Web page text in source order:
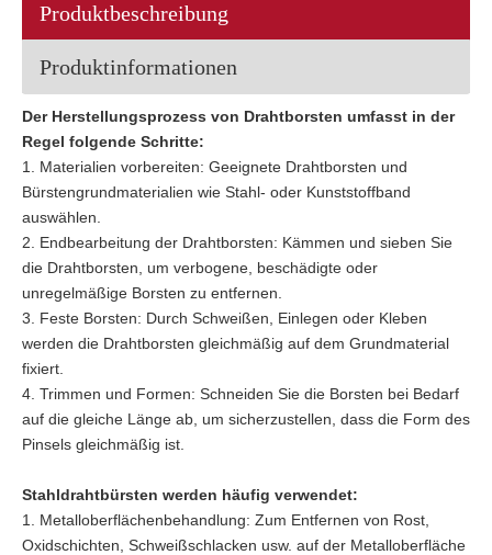
Produktbeschreibung
Produktinformationen
Der Herstellungsprozess von Drahtborsten umfasst in der
Regel folgende Schritte:
1. Materialien vorbereiten: Geeignete Drahtborsten und
Bürstengrundmaterialien wie Stahl- oder Kunststoffband
auswählen.
2. Endbearbeitung der Drahtborsten: Kämmen und sieben Sie
die Drahtborsten, um verbogene, beschädigte oder
unregelmäßige Borsten zu entfernen.
3. Feste Borsten: Durch Schweißen, Einlegen oder Kleben
werden die Drahtborsten gleichmäßig auf dem Grundmaterial
fixiert.
4. Trimmen und Formen: Schneiden Sie die Borsten bei Bedarf
auf die gleiche Länge ab, um sicherzustellen, dass die Form des
Pinsels gleichmäßig ist.
Stahldrahtbürsten werden häufig verwendet:
1. Metalloberflächenbehandlung: Zum Entfernen von Rost,
Oxidschichten, Schweißschlacken usw. auf der Metalloberfläche